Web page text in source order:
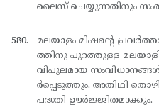
ലൈസ് ചെയ്യുന്നതിനും
മലയാളം മിഷന്റെ
ത്തിനു പുറത്തുള്ള
വിപുലമായ
ര്‍പ്പെടുത്തും. അതിഥി
പദ്ധതി ഊര്‍ജ്ജിതമാക്കും.